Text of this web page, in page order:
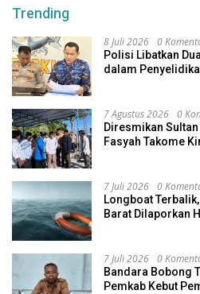
Trending
8 Juli 2026 0
Polisi Libatkan
dalam
7 Agustus 2026 0
Diresmikan
Fasyah Takome
7 Juli 2026 0
Longboat
Barat Dilaporkan
7 Juli 2026 0
Bandara Bobong
Pemkab Kebut